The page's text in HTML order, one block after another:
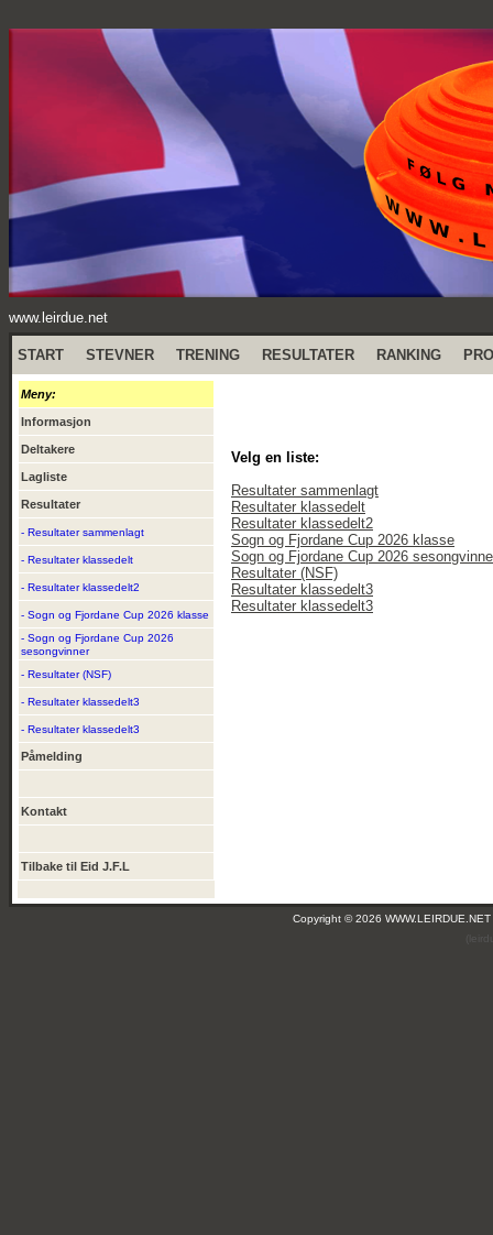
www.leirdue.net
START STEVNER TRENING RESULTATER RANKING
Meny:
Informasjon
Deltakere
Lagliste
Resultater
- Resultater sammenlagt
- Resultater klassedelt
- Resultater klassedelt2
- Sogn og Fjordane Cup 2026 klasse
- Sogn og Fjordane Cup 2026
sesongvinner
- Resultater (NSF)
- Resultater klassedelt3
- Resultater klassedelt3
Påmelding
Kontakt
Tilbake til Eid J.F.L
Velg en liste:
Resultater sammenlagt
Resultater klassedelt
Resultater klassedelt2
Sogn og Fjordane Cup 2026 klasse
Sogn og Fjordane Cup 2026
Resultater (NSF)
Resultater klassedelt3
Resultater klassedelt3
Copyright © 2026